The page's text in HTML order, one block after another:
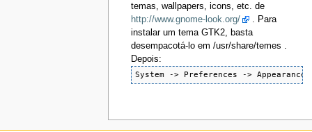
temas, wallpapers, icons, etc. de
http://www.gnome-look.org/
. Para
instalar um tema GTK2, basta
desempacotá-lo em /usr/share/temes .
Depois:
System -> Preferences -> Appearance